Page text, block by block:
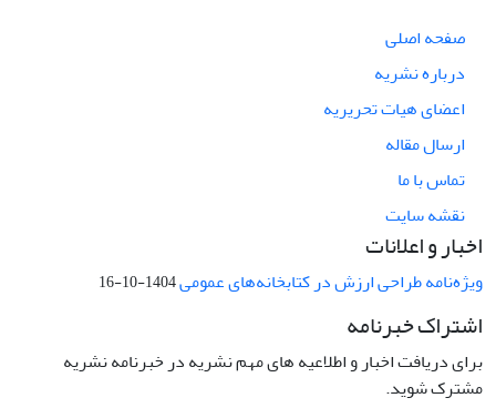
صفحه اصلی
درباره نشریه
اعضای هیات تحریریه
ارسال مقاله
تماس با ما
نقشه سایت
اخبار و اعلانات
ویژه‌نامه طراحی ارزش در کتابخانه‌های عمومی1404-10-16
اشتراک خبرنامه
برای دریافت اخبار و اطلاعیه های مهم نشریه در خبرنامه نشریه
مشترک شوید.